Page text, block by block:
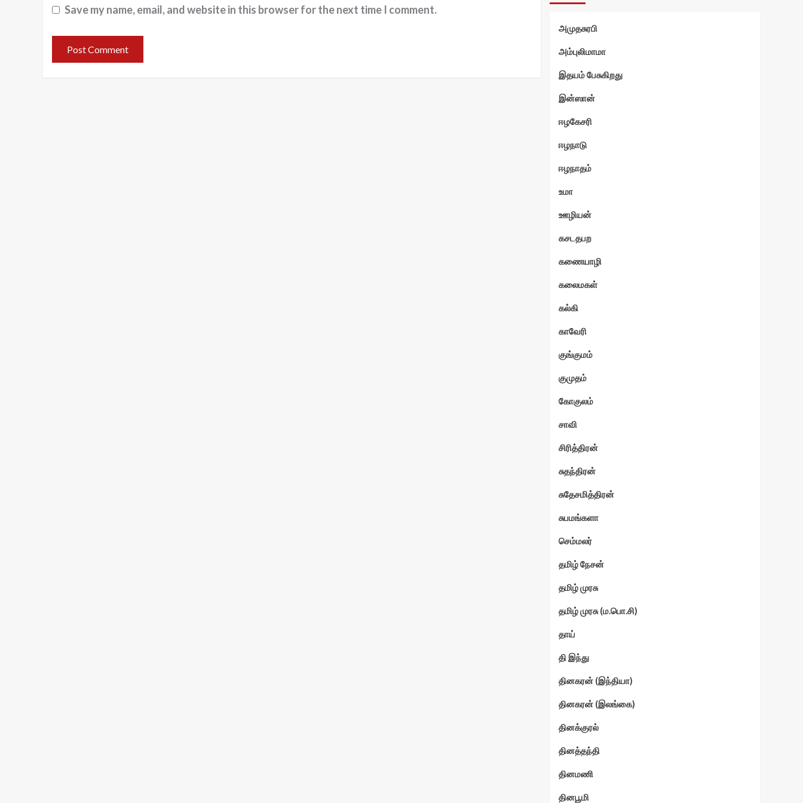
Save my name, email, and website in this browser for the next time I comment.
அமுதசுரபி
அம்புலிமாமா
இதயம் பேசுகிறது
இன்ஸான்
ஈழகேசரி
ஈழநாடு
ஈழநாதம்
உமா
ஊழியன்
கசடதபற
கணையாழி
கலைமகள்
கல்கி
காவேரி
குங்குமம்
குமுதம்
கோகுலம்
சாவி
சிரித்திரன்
சுதந்திரன்
சுதேசமித்திரன்
சுபமங்களா
செம்மலர்
தமிழ் நேசன்
தமிழ் முரசு
தமிழ் முரசு (ம.பொ.சி)
தாய்
தி இந்து
தினகரன் (இந்தியா)
தினகரன் (இலங்கை)
தினக்குரல்
தினத்தந்தி
தினமணி
தினபூமி